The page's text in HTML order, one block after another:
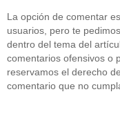
La opción de comentar
usuarios, pero te
dentro del tema del
comentarios ofensivos o
reservamos el derecho
comentario que no